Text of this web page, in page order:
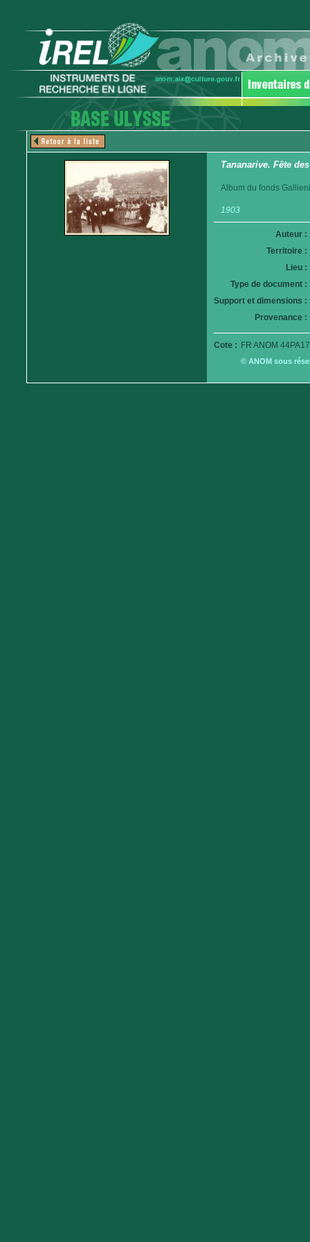
Tananarive. Fête
Album du fonds
1903
Auteur :
Territoire :
Lieu :
Type de document :
Support et dimensions :
Provenance :
Cote : FR ANOM
© ANOM sous